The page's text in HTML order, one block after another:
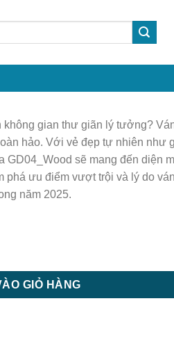
không gian thư giãn lý tưởng?
hảo. Với vẻ đẹp tự nhiên như
GD04_Wood sẽ mang đến diện
phá ưu điểm vượt trội và lý do
năm 2025.
công - vỉ nhựa lót ban công -
GIỎ HÀNG